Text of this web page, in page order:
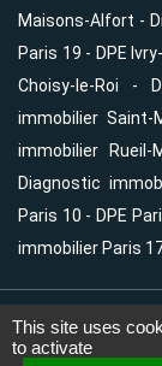
Maisons-Alfort -
Paris 19 - DPE
Choisy-le-Roi -
immobilier Saint-
immobilier Rueil-
Diagnostic
Paris 10 - DPE
immobilier Paris
©Auteuil
This site uses
to activate